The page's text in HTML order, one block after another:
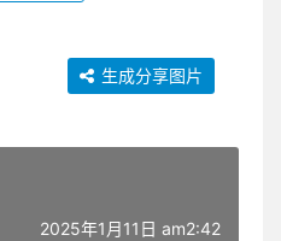
生成分享图片
2025年1月11日 am2:42